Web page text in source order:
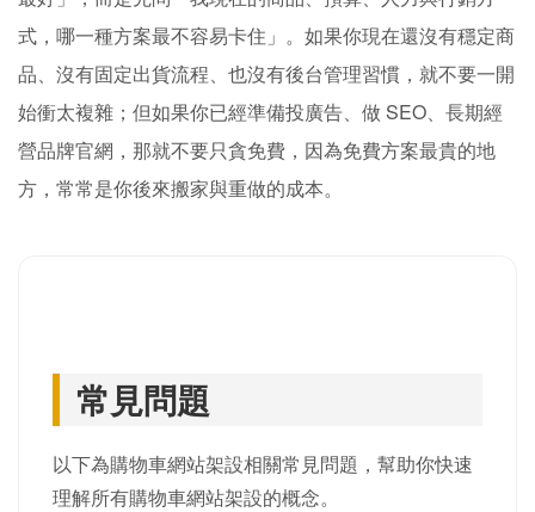
式，哪一種方案最不容易卡住」。如果你現在還沒有穩定商
品、沒有固定出貨流程、也沒有後台管理習慣，就不要一開
始衝太複雜；但如果你已經準備投廣告、做 SEO、長期經
營品牌官網，那就不要只貪免費，因為免費方案最貴的地
方，常常是你後來搬家與重做的成本。
常見問題
以下為購物車網站架設相關常見問題，幫助你快速
理解所有購物車網站架設的概念。